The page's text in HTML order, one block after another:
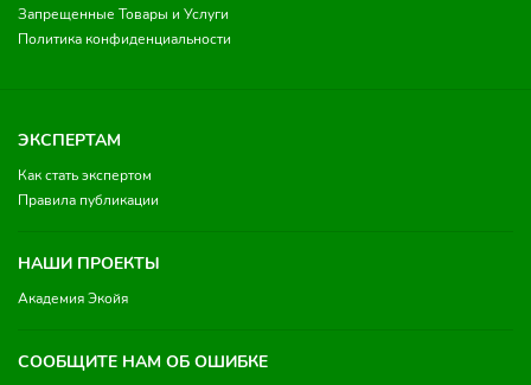
Запрещенные Товары и Услуги
Политика конфиденциальности
ЭКСПЕРТАМ
Как стать экспертом
Правила публикации
НАШИ ПРОЕКТЫ
Академия Экойя
СООБЩИТЕ НАМ ОБ ОШИБКЕ